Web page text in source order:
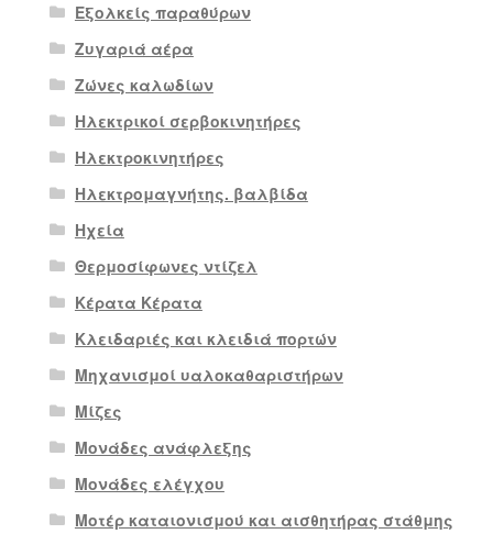
Εξολκείς παραθύρων
Ζυγαριά αέρα
Ζώνες καλωδίων
Ηλεκτρικοί σερβοκινητήρες
Ηλεκτροκινητήρες
Ηλεκτρομαγνήτης. βαλβίδα
Ηχεία
Θερμοσίφωνες ντίζελ
Κέρατα Κέρατα
Κλειδαριές και κλειδιά πορτών
Μηχανισμοί υαλοκαθαριστήρων
Μίζες
Μονάδες ανάφλεξης
Μονάδες ελέγχου
Μοτέρ καταιονισμού και αισθητήρας στάθμης